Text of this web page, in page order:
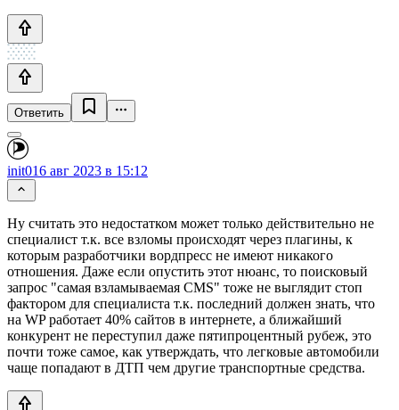
Ответить
init016 авг 2023 в 15:12
Ну считать это недостатком может только действительно не
специалист т.к. все взломы происходят через плагины, к
которым разработчики вордпресс не имеют никакого
отношения. Даже если опустить этот нюанс, то поисковый
запрос "самая взламываемая CMS" тоже не выглядит стоп
фактором для специалиста т.к. последний должен знать, что
на WP работает 40% сайтов в интернете, а ближайший
конкурент не переступил даже пятипроцентный рубеж, это
почти тоже самое, как утверждать, что легковые автомобили
чаще попадают в ДТП чем другие транспортные средства.